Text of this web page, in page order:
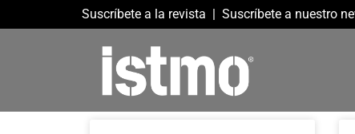
Suscríbete a la revista | Suscríbete a nuestro